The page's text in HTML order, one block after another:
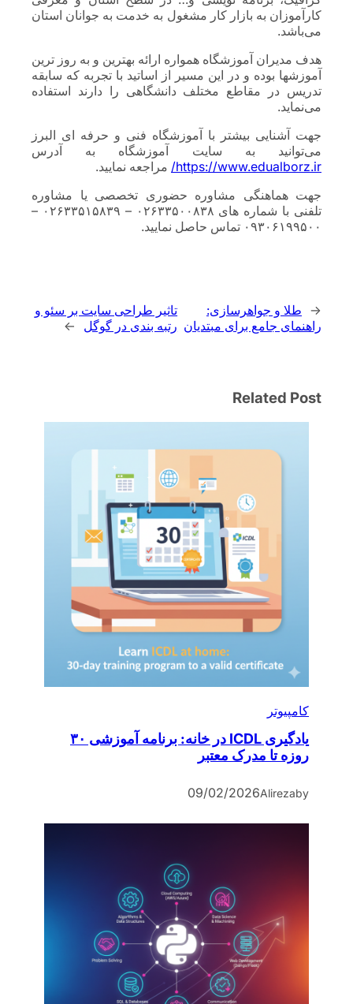
کارآموزان به بازار کار مشغول به خدمت به جوانان استان
می‌باشد.
هدف مدیران آموزشگاه همواره ارائه بهترین و به روز ترین
آموزشها بوده و در این مسیر از اساتید با تجربه که سابقه
تدریس در مقاطع مختلف دانشگاهی را دارند استفاده
می‌نماید.
جهت آشنایی بیشتر با آموزشگاه فنی و حرفه ای البرز
می‌توانید به سایت آموزشگاه به آدرس
https://www.edualborz.ir/ مراجعه نمایید.
جهت هماهنگی مشاوره حضوری تخصصی یا مشاوره
تلفنی با شماره های ۰۲۶۳۳۵۰۰۸۳۸ – ۰۲۶۳۳۵۱۵۸۳۹ –
۰۹۳۰۶۱۹۹۵۰۰ تماس حاصل نمایید.
← طلا و جواهرسازی:
راهنمای جامع برای مبتدیان
تاثیر طراحی سایت بر سئو و
رتبه بندی در گوگل
→
Related Post
کامپیوتر
یادگیری ICDL در خانه: برنامه آموزشی ۳۰
روزه تا مدرک معتبر
by
Alireza
09/02/2026